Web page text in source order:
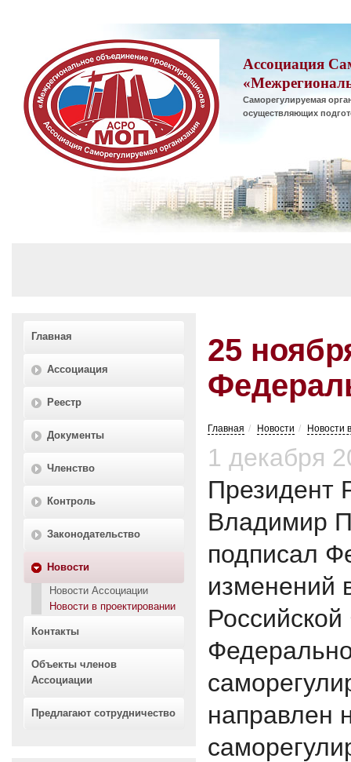
Ассоциация
Саморегулируемая
осуществляющих
Главная
Ассоциация
Реестр
Документы
Членство
Контроль
Законодательство
Новости
Новости Ассоциации
Новости в проектировании
Контакты
Объекты членов
Ассоциации
Предлагают сотрудничество
25
Главная Новости Новости
1 декабря
Президент
Владимир
подписал
изменений
направлен